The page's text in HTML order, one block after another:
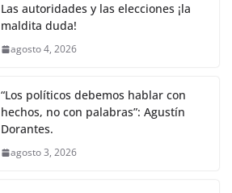
Las autoridades y las elecciones ¡la
maldita duda!
agosto 4, 2026
“Los políticos debemos hablar con
hechos, no con palabras”: Agustín
Dorantes.
agosto 3, 2026